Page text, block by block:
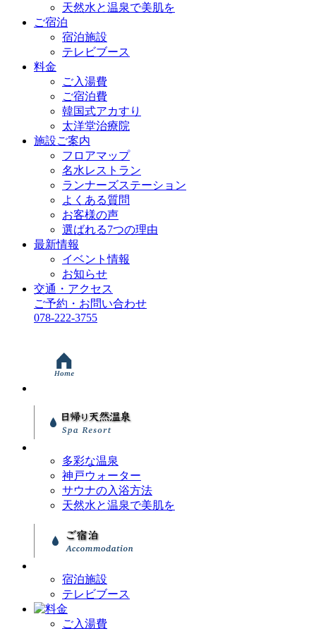
天然水と温泉で美肌を
ご宿泊
宿泊施設
テレビブース
料金
ご入湯費
ご宿泊費
韓国式アカすり
太洋堂治療院
施設ご案内
フロアマップ
名水レストラン
ランナーズステーション
よくある質問
お客様の声
選ばれる7つの理由
最新情報
イベント情報
お知らせ
交通・アクセス
ご予約・お問い合わせ
078-222-3755
多彩な温泉
神戸ウォーター
サウナの入浴方法
天然水と温泉で美肌を
宿泊施設
テレビブース
ご入湯費